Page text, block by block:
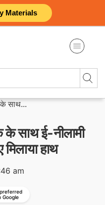
Materials
के साथ...
के साथ ई-नीलामी
हाथ
am
Google